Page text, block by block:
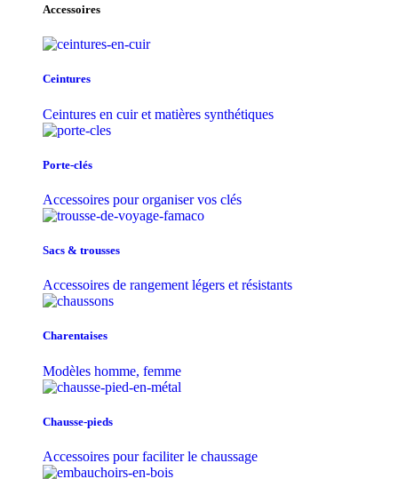
Accessoires
Ceintures
Ceintures en cuir et matières synthétiques
Porte-clés
Accessoires pour organiser vos clés
Sacs & trousse​s
Accessoires de rangement légers et résistants
Charentaises
Modèles homme, femme
Chausse-pieds
Accessoires pour faciliter le chaussage